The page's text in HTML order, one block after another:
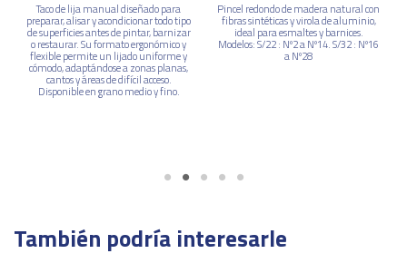
Taco de lija manual diseñado para
preparar, alisar y acondicionar todo tipo
de superficies antes de pintar, barnizar
o restaurar. Su formato ergonómico y
flexible permite un lijado uniforme y
cómodo, adaptándose a zonas planas,
cantos y áreas de difícil acceso.
Disponible en grano medio y fino.
Pincel redondo de madera natural con
fibras sintéticas y virola de aluminio,
ideal para esmaltes y barnices.
Modelos: S/22 : Nº2 a Nº14. S/32 : Nº16
a Nº28
También podría interesarle